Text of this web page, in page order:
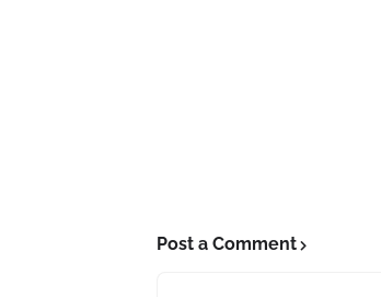
Post a Comment